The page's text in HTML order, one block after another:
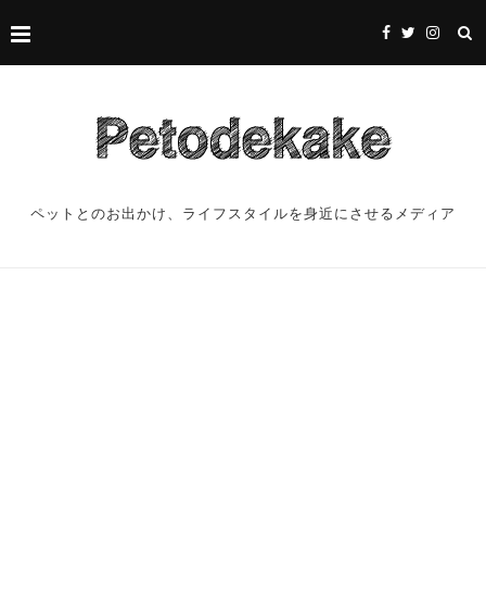
ペットとのお出かけ、ライフスタイルを身近にさせるメディア